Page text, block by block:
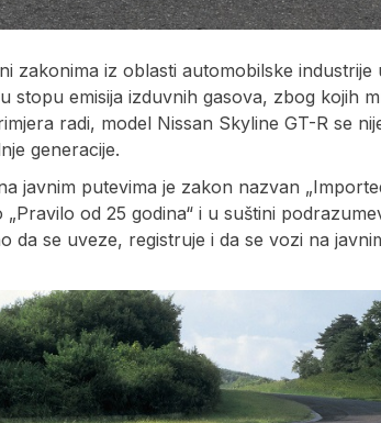
zakonima iz oblasti automobilske industrije
stopu emisija izduvnih gasova, zbog kojih
radi, model Nissan Skyline GT-R se
generacije.
javnim putevima je zakon nazvan
od 25 godina“ i u suštini
da se uveze, registruje i da se vozi na